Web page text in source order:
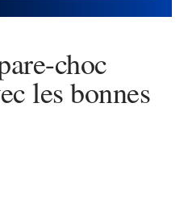
choc
les bonnes